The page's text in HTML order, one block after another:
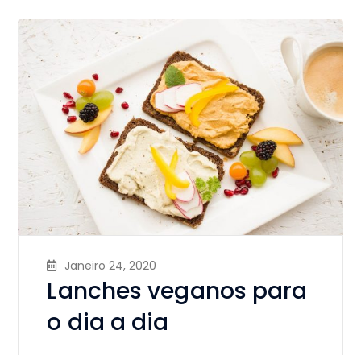
Janeiro 24, 2020
Lanches veganos para
o dia a dia